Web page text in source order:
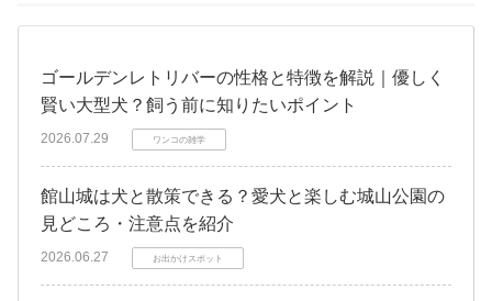
ゴールデンレトリバーの性格と特徴を解説｜優しく
賢い大型犬？飼う前に知りたいポイント
2026.07.29 ワンコの雑学
館山城は犬と散策できる？愛犬と楽しむ城山公園の
見どころ・注意点を紹介
2026.06.27 お出かけスポット